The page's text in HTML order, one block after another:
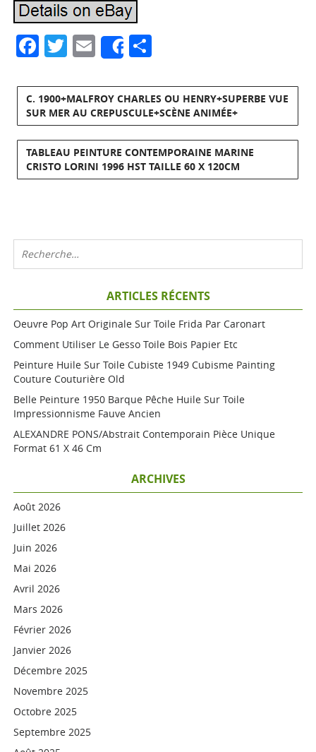
Facebook
Twitter
Email
Share
C. 1900+MALFROY CHARLES OU HENRY+SUPERBE VUE
SUR MER AU CREPUSCULE+SCÈNE ANIMÉE+
TABLEAU PEINTURE CONTEMPORAINE MARINE
CRISTO LORINI 1996 HST TAILLE 60 X 120CM
ARTICLES RÉCENTS
Oeuvre Pop Art Originale Sur Toile Frida Par Caronart
Comment Utiliser Le Gesso Toile Bois Papier Etc
Peinture Huile Sur Toile Cubiste 1949 Cubisme Painting
Couture Couturière Old
Belle Peinture 1950 Barque Pêche Huile Sur Toile
Impressionnisme Fauve Ancien
ALEXANDRE PONS/Abstrait Contemporain Pièce Unique
Format 61 X 46 Cm
ARCHIVES
Août 2026
Juillet 2026
Juin 2026
Mai 2026
Avril 2026
Mars 2026
Février 2026
Janvier 2026
Décembre 2025
Novembre 2025
Octobre 2025
Septembre 2025